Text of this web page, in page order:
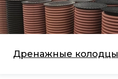
Дренажные колодцы